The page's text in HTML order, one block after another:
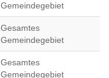
Gemeindegebiet
Gesamtes
Gemeindegebiet
Gesamtes
Gemeindegebiet